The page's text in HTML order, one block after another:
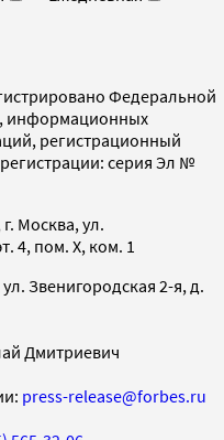
Федеральной
информационных
регистрационный
серия Эл №
Москва, ул.
4, пом. X, ком. 1
Звенигородская 2-я, д.
Дмитриевич
press-release@forbes.ru